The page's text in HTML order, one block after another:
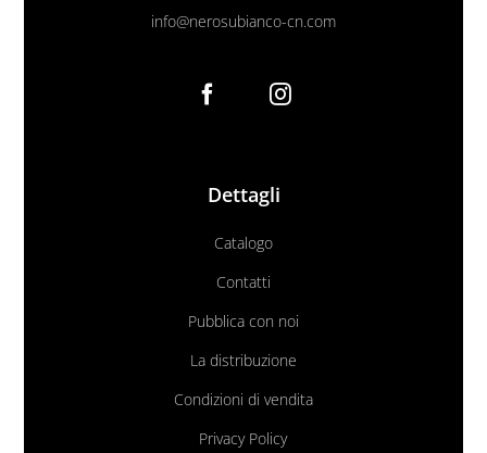
info@nerosubianco-cn.com
Dettagli
Catalogo
Contatti
Pubblica con noi
La distribuzione
Condizioni di vendita
Privacy Policy